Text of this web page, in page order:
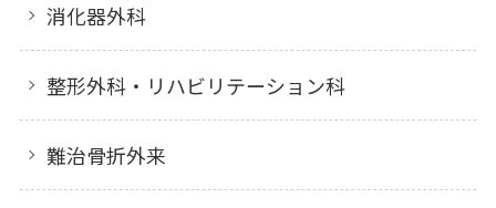
消化器外科
整形外科・リハビリテーション科
難治骨折外来